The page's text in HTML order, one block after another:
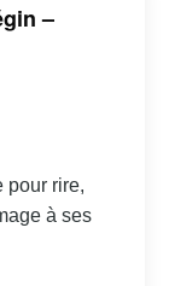
–
pour rire,
à ses